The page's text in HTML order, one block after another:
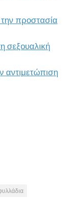
την προστασία
σεξουαλική
αντιμετώπιση